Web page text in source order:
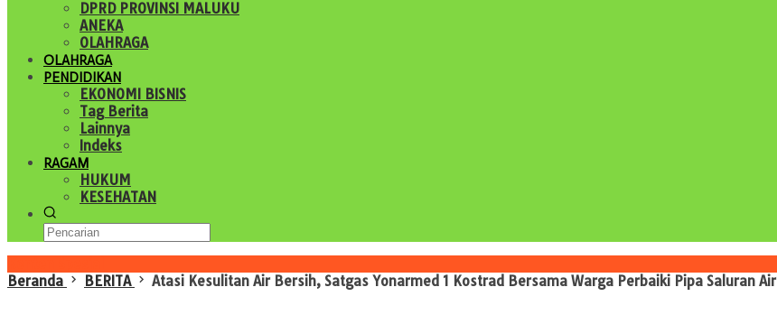
DPRD PROVINSI MALUKU
ANEKA
OLAHRAGA
OLAHRAGA
PENDIDIKAN
EKONOMI BISNIS
Tag Berita
Lainnya
Indeks
RAGAM
HUKUM
KESEHATAN
Beranda
BERITA Atasi Kesulitan Air Bersih, Satgas Yonarmed 1 Kostrad Bersama Warga Perbaiki Pipa Saluran Air